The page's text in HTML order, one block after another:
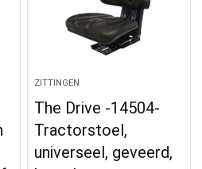
ZITTINGEN
The Drive -14504-
Tractorstoel,
universeel, geveerd,